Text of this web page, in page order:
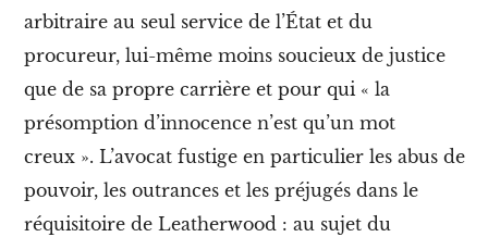
arbitraire au seul service de l’État et du
procureur, lui-même moins soucieux de justice
que de sa propre carrière et pour qui « la
présomption d’innocence n’est qu’un mot
creux ». L’avocat fustige en particulier les abus de
pouvoir, les outrances et les préjugés dans le
réquisitoire de Leatherwood : au sujet du
c